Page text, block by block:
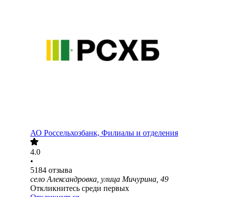
АО Россельхозбанк, Филиалы и отделения
4.0
•
5184 отзыва
село Александровка, улица Мичурина, 49
Откликнитесь среди первых